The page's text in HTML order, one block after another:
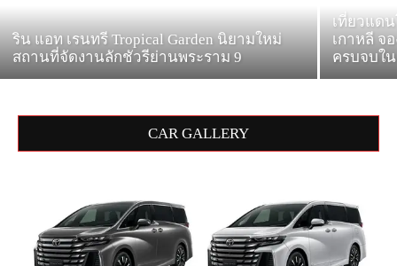
ริน แอท เรนทรี Tropical Garden นิยามใหม่
สถานที่จัดงานลักชัวรีย่านพระราม 9
เที่ยวแดน
เกาหลี จ
ครบจบใ
CAR GALLERY